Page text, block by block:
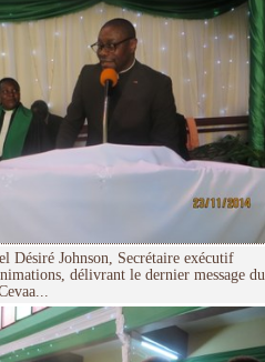
Désiré Johnson, Secrétaire exécutif
délivrant le dernier message du